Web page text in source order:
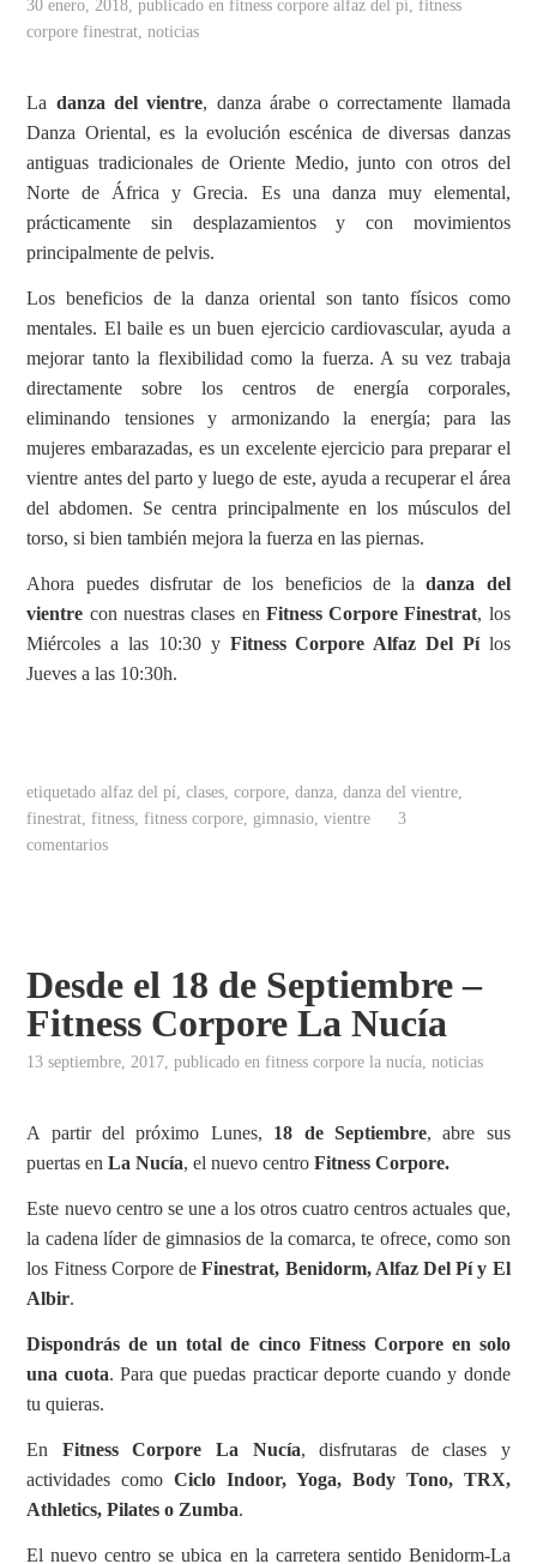
30 enero, 2018 , publicado enfitness corpore alfaz del pí ,fitness
corpore finestrat ,noticias
La danza del vientre, danza árabe o correctamente llamada
Danza Oriental, es la evolución escénica de diversas danzas
antiguas tradicionales de Oriente Medio, junto con otros del
Norte de África y Grecia. Es una danza muy elemental,
prácticamente sin desplazamientos y con movimientos
principalmente de pelvis.
Los beneficios de la danza oriental son tanto físicos como
mentales. El baile es un buen ejercicio cardiovascular, ayuda a
mejorar tanto la flexibilidad como la fuerza. A su vez trabaja
directamente sobre los centros de energía corporales,
eliminando tensiones y armonizando la energía; para las
mujeres embarazadas, es un excelente ejercicio para preparar el
vientre antes del parto y luego de este, ayuda a recuperar el área
del abdomen. Se centra principalmente en los músculos del
torso, si bien también mejora la fuerza en las piernas.
Ahora puedes disfrutar de los beneficios de ladanza del
vientre con nuestras clases en Fitness Corpore Finestrat, los
Miércoles a las 10:30 y Fitness Corpore Alfaz Del Pílos
Jueves a las 10:30h.
etiquetadoalfaz del pí ,clases ,corpore ,danza ,danza del vientre
finestrat ,fitness ,fitness corpore gimnasio ,vientre
3
comentarios
Desde el 18 de Septiembre –
Fitness Corpore La Nucía
13 septiembre, 2017, publicado enfitness corpore la nucía,noticias
A partir del próximo Lunes, 18 de Septiembre, abre sus
puertas enLa Nucía, el nuevo centroFitness Corpore.
Este nuevo centro se une a los otros cuatro centros actuales que,
la cadena líder de gimnasios de la comarca, te ofrece, como son
los Fitness Corpore deFinestrat, Benidorm, Alfaz Del Pí y El
Albir.
Dispondrás de un total de cinco Fitness Corpore en solo
una cuota. Para que puedas practicar deporte cuando y donde
tu quieras.
En Fitness Corpore La Nucía, disfrutaras de clases y
actividades comoCiclo Indoor, Yoga, Body Tono, TRX,
Athletics, Pilates o Zumba.
El nuevo centro se ubica en la carretera sentido Benidorm-La